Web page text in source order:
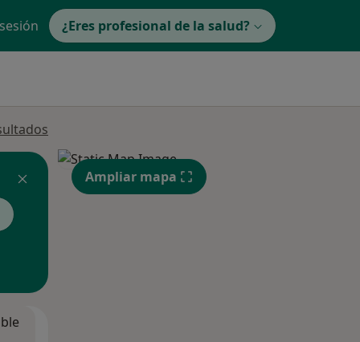
¿Eres profesional de la salud?
Ampliar mapa